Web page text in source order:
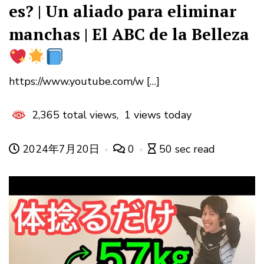
es? | Un aliado para eliminar
manchas | El ABC de la Belleza
https://www.youtube.com/w […]
2,365 total views, 1 views today
2024年7月20日 0 50 sec read